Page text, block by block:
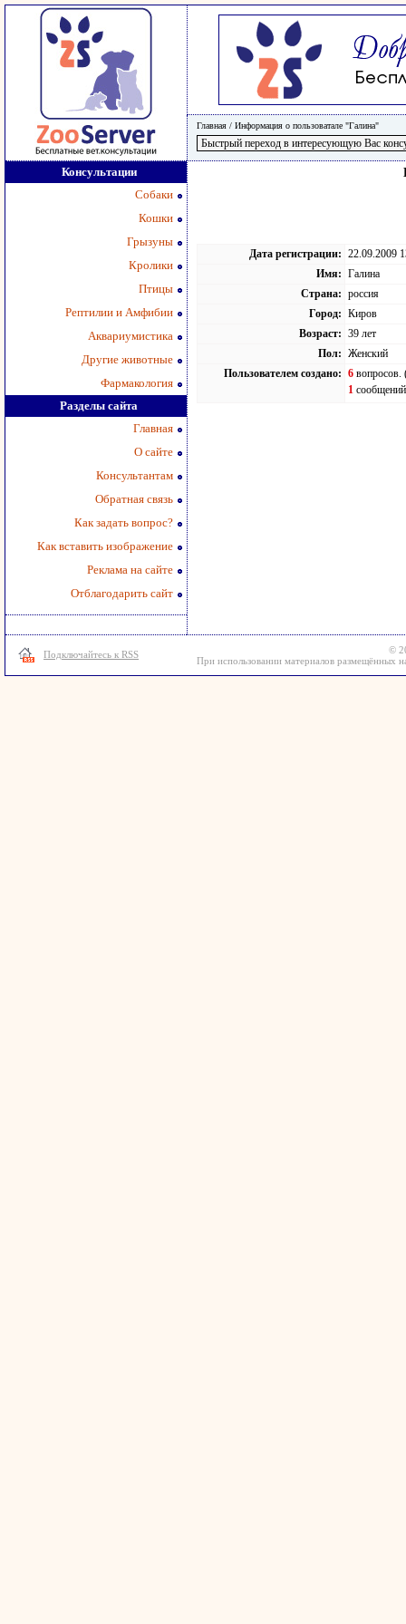
Главная / Информация о пользоватале "Галина"
Консультации
Собаки
Кошки
Грызуны
Кролики
Птицы
Рептилии и Амфибии
Аквариумистика
Другие животные
Фармакология
Разделы сайта
Главная
О сайте
Консультантам
Обратная связь
Как задать вопрос?
Как вставить изображение
Реклама на сайте
Отблагодарить сайт
Дата регистрации: 22.09.2009
Имя: Галина
Страна: россия
Город: Киров
Возраст: 39 лет
Пол: Женский
Пользователем создано: 6 вопросов.
1
Подключайтесь к RSS
©
При использовании материалов размещённых